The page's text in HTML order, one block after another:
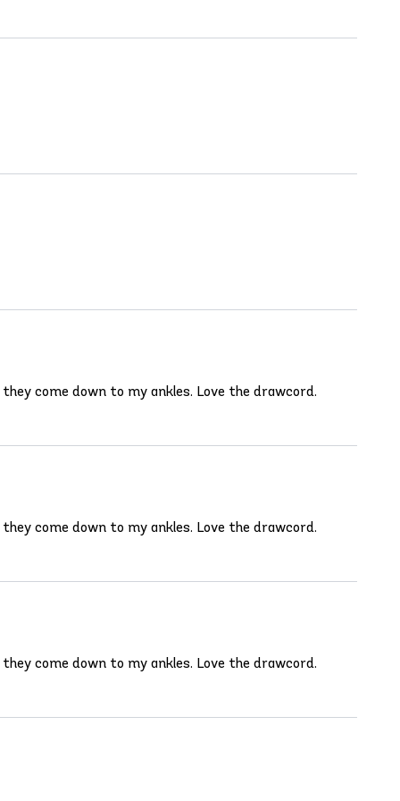
come down to my ankles. Love the drawcord.
come down to my ankles. Love the drawcord.
come down to my ankles. Love the drawcord.